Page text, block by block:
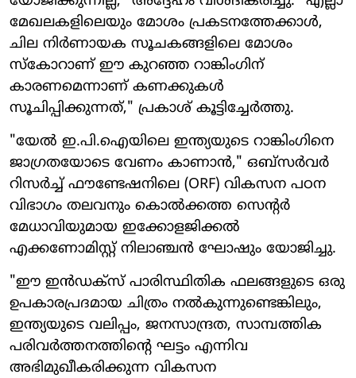
മേഖലകളിലെയും മോശം പ്രകടനത്തേക്കാൾ,
ചില നിർണായക സൂചകങ്ങളിലെ മോശം
സ്കോറാണ് ഈ കുറഞ്ഞ റാങ്കിംഗിന്
കാരണമെന്നാണ് കണക്കുകൾ
സൂചിപ്പിക്കുന്നത്," പ്രകാശ് കൂട്ടിച്ചേർത്തു.
"യേൽ ഇ.പി.ഐയിലെ ഇന്ത്യയുടെ റാങ്കിംഗിനെ
ജാഗ്രതയോടെ വേണം കാണാൻ," ഒബ്‌സർവർ
റിസർച്ച് ഫൗണ്ടേഷനിലെ (ORF) വികസന പഠന
വിഭാഗം തലവനും കൊൽക്കത്ത സെന്റർ
മേധാവിയുമായ ഇക്കോളജിക്കൽ
എക്കണോമിസ്റ്റ് നിലാഞ്ചൻ ഘോഷും യോജിച്ചു.
"ഈ ഇൻഡക്സ് പാരിസ്ഥിതിക ഫലങ്ങളുടെ ഒരു
ഉപകാരപ്രദമായ ചിത്രം നൽകുന്നുണ്ടെങ്കിലും,
ഇന്ത്യയുടെ വലിപ്പം, ജനസാന്ദ്രത, സാമ്പത്തിക
പരിവർത്തനത്തിന്റെ ഘട്ടം എന്നിവ
അഭിമുഖീകരിക്കുന്ന വികസന